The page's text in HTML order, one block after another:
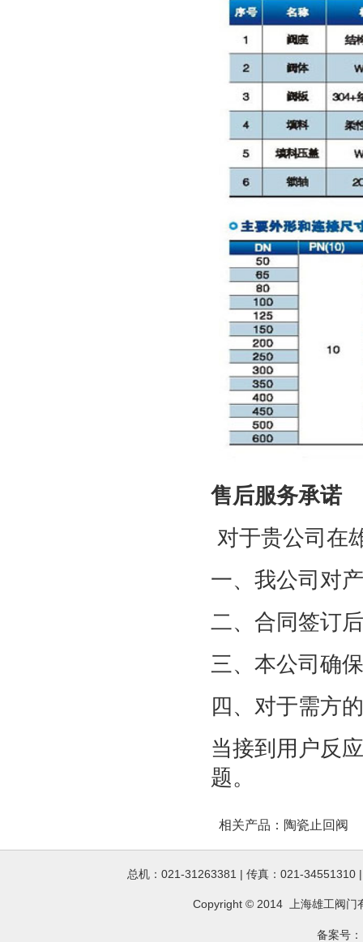
售后服务承诺
对于贵公司在
一、我公司对
二、合同签订
三、本公司确
四、对于需方
当接到用户反
题。
相关产品： 陶瓷止回阀
总机：021-31263381 | 传真：021-
Copyright © 2014 上海雄工阀门
备案号